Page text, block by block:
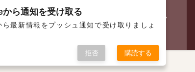
欧
オンライン
相談
ら通知を受け取る
最新情報をプッシュ通知で受け取りましょ
拒否 購読する